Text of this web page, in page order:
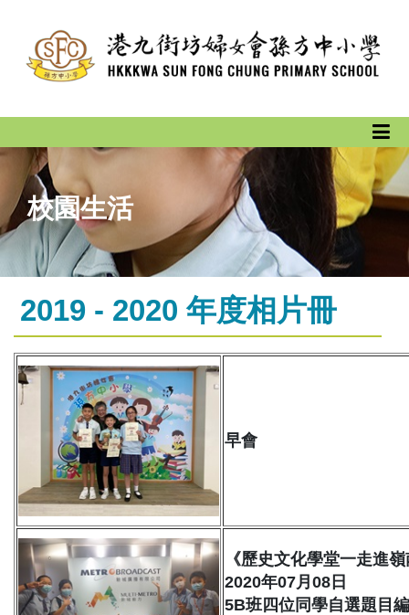
校園生活
2019 - 2020 年度相片冊
早會
《歷史文化學堂一走進
2020年07月08日
5B班四位同學自選題目